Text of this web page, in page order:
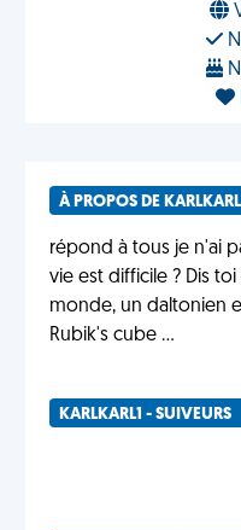
À PROPOS DE
répond à tous je n'ai
vie est difficile ? Dis
monde, un daltonien
Rubik's cube …
KARLKARL1 - SUIVEURS